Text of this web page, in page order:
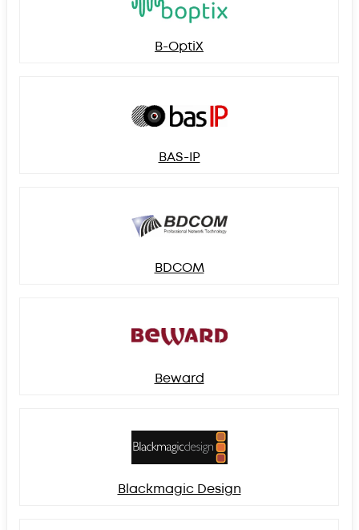
B-OptiX
BAS-IP
BDCOM
Beward
Blackmagic Design